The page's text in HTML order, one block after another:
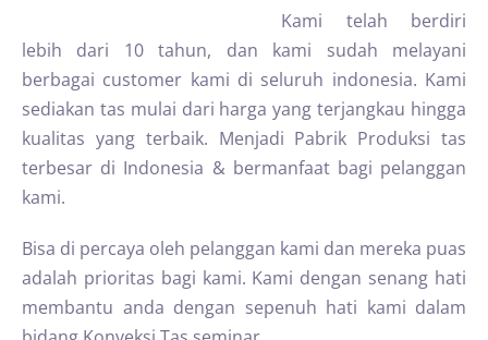
Kami telah berdiri
lebih dari 10 tahun, dan kami sudah melayani
berbagai customer kami di seluruh indonesia. Kami
sediakan tas mulai dari harga yang terjangkau hingga
kualitas yang terbaik. Menjadi Pabrik Produksi tas
terbesar di Indonesia & bermanfaat bagi pelanggan
kami.
Bisa di percaya oleh pelanggan kami dan mereka puas
adalah prioritas bagi kami. Kami dengan senang hati
membantu anda dengan sepenuh hati kami dalam